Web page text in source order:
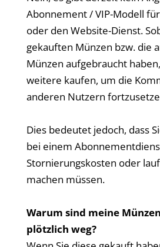
Abonnement / VIP-Modell
oder den Website-Dienst.
gekauften Münzen bzw. die
Münzen aufgebraucht
weitere kaufen, um die
anderen Nutzern
Dies bedeutet jedoch, dass
bei einem
Stornierungskosten oder
machen müssen.
Warum sind meine
plötzlich weg?